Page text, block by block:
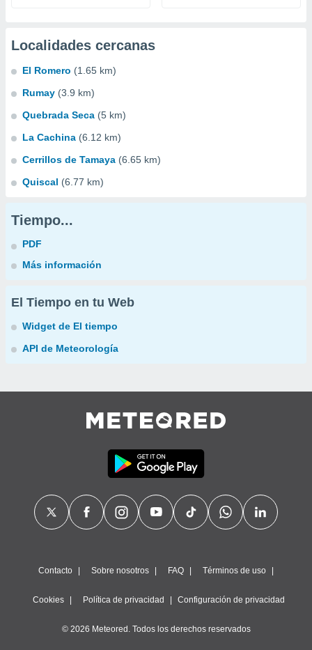
Localidades cercanas
El Romero (1.65 km)
Rumay (3.9 km)
Quebrada Seca (5 km)
La Cachina (6.12 km)
Cerrillos de Tamaya (6.65 km)
Quiscal (6.77 km)
Tiempo...
PDF
Más información
El Tiempo en tu Web
Widget de El tiempo
API de Meteorología
Contacto Sobre nosotros FAQ Términos de uso
Cookies Política de privacidad Configuración de privacidad
© 2026 Meteored. Todos los derechos reservados